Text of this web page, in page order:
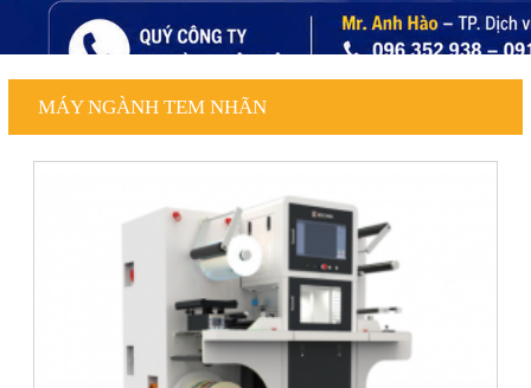
MÁY NGÀNH TEM NHÃN